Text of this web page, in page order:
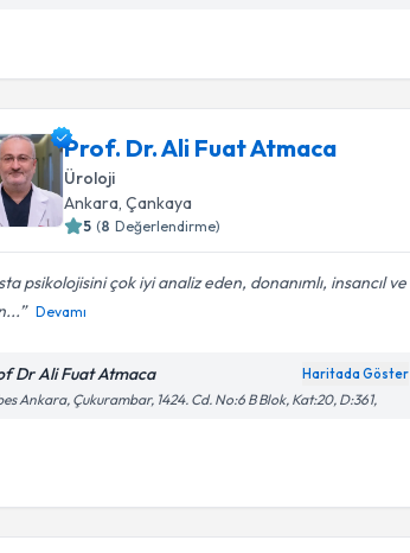
Prof. Dr. Ali Fuat Atmaca
Üroloji
Ankara , Çankaya
5 (8 Değerlendirme)
psikolojisini çok iyi analiz eden, donanımlı, insancıl ve
Devamı
Dr Ali Fuat Atmaca Haritada Göster
Ankara, Çukurambar, 1424. Cd. No:6 B Blok, Kat:20, D:361,